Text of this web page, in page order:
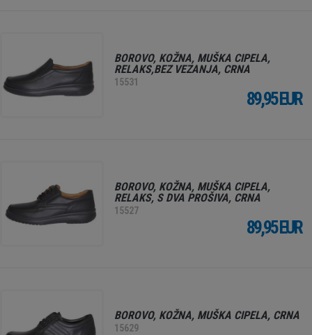
BOROVO, KOŽNA, MUŠKA CIPELA,
RELAKS,BEZ VEZANJA, CRNA
15531
89,95 EUR
BOROVO, KOŽNA, MUŠKA CIPELA,
RELAKS, S DVA PROŠIVA, CRNA
15527
89,95 EUR
BOROVO, KOŽNA, MUŠKA CIPELA, CRNA
15629